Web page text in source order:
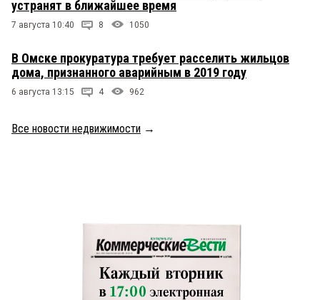
устранят в ближайшее время
7 августа 10:40 8 1050
В Омске прокуратура требует расселить жильцов
дома, признанного аварийным в 2019 году
6 августа 13:15 4 962
Все новости недвижимости →